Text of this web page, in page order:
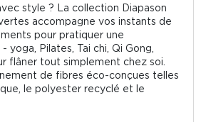
style ? La collection Diapason
accompagne vos instants de
pour pratiquer une
yoga, Pilates, Tai chi, Qi Gong,
flâner tout simplement chez soi.
de fibres éco-conçues telles
le polyester recyclé et le